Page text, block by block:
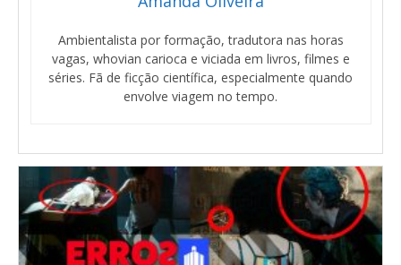
Ambientalista por formação, tradutora nas horas
vagas, whovian carioca e viciada em livros, filmes e
séries. Fã de ficção científica, especialmente quando
envolve viagem no tempo.